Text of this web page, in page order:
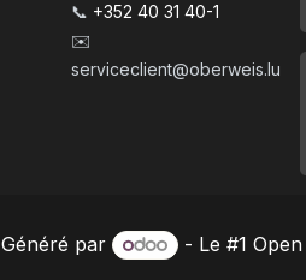
📞 +352 40 31 40-1
✉️
serviceclient@oberweis.lu
Généré par - Le #1